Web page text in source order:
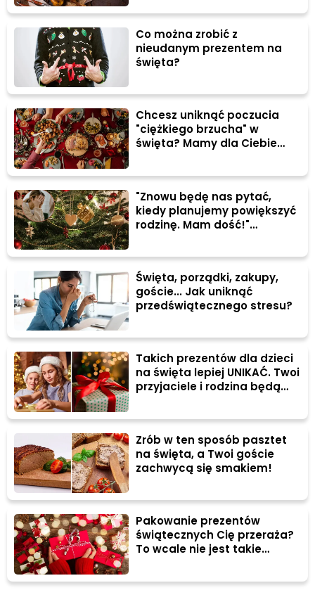
Co można zrobić z
nieudanym prezentem na
święta?
Chcesz uniknąć poczucia
"ciężkiego brzucha" w
święta? Mamy dla Ciebie
"Znowu będę nas pytać,
kiedy planujemy powiększyć
rodzinę. Mam dość!"
Święta, porządki, zakupy,
goście... Jak uniknąć
przedświątecznego stresu?
Takich prezentów dla dzieci
na święta lepiej UNIKAĆ. Twoi
przyjaciele i rodzina będą
Zrób w ten sposób pasztet
na święta, a Twoi goście
zachwycą się smakiem!
Pakowanie prezentów
świątecznych Cię przeraża?
To wcale nie jest takie